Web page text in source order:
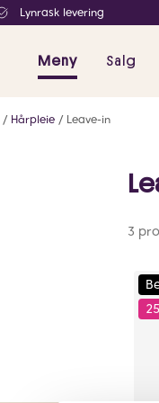
Lynrask levering
Meny Salg
Hårpleie Leave-in
3